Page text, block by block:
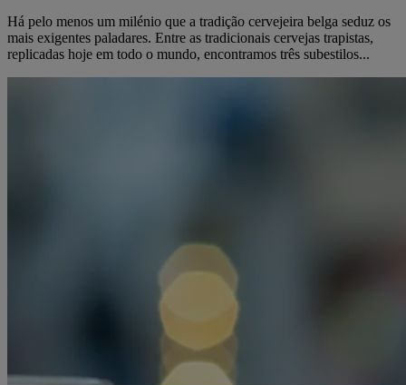
Há pelo menos um milénio que a tradição cervejeira belga seduz os
mais exigentes paladares. Entre as tradicionais cervejas trapistas,
replicadas hoje em todo o mundo, encontramos três subestilos...